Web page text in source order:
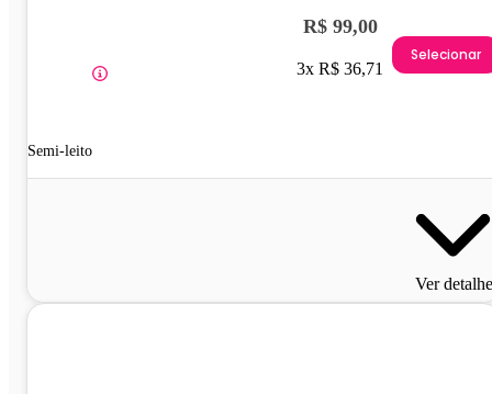
Semi-leito
R$ 99,00
3x R$ 36,71
Selecionar
Ver